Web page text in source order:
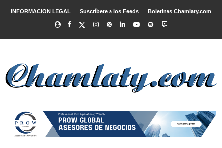
INFORMACION LEGAL Suscríbete a los Feeds Boletines Chamlaty.com